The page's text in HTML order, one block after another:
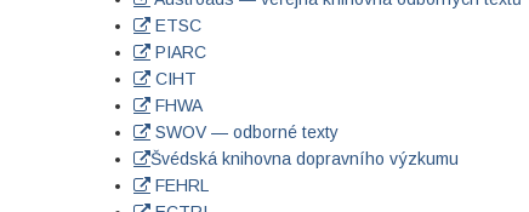
ETSC
PIARC
CIHT
FHWA
SWOV — odborné texty
Švédská knihovna dopravního výzkumu
FEHRL